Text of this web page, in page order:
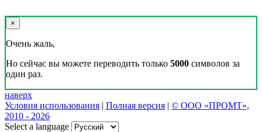
×
Очень жаль,
Но сейчас вы можете переводить только 5000 символов за
один раз.
наверх
Условия использования | Полная версия | © ООО «ПРОМТ»,
2010 - 2026
Select a language